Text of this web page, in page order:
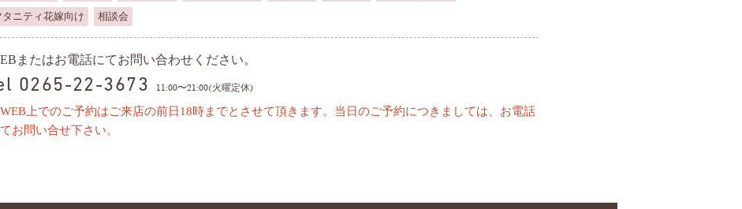
タニティ花嫁向け 相談会
またはお電話にてお問い合わせください。
0265-22-3673 11:00〜21:00(火曜定休)
上でのご予約はご来店の前日18時までとさせて頂きます。当日のご予約につきましては、お電話
お問い合せ下さい。